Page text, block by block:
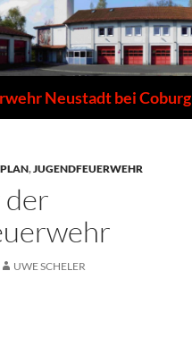
Neustadt bei Coburg
,JUGENDFEUERWEHR
UWE SCHELER